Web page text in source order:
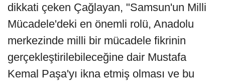
dikkati çeken Çağlayan, "Samsun'un Milli
Mücadele'deki en önemli rolü, Anadolu
merkezinde milli bir mücadele fikrinin
gerçekleştirilebileceğine dair Mustafa
Kemal Paşa'yı ikna etmiş olması ve bu